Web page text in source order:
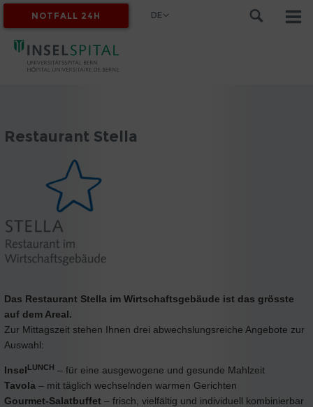
MYINSEL
NOTFALL 24H DE
Restaurant Stella
Das Restaurant Stella im Wirtschaftsgebäude ist das grösste
auf dem Areal.
Zur Mittagszeit stehen Ihnen drei abwechslungsreiche Angebote zur
Auswahl:
InselLUNCH – für eine ausgewogene und gesunde Mahlzeit
Tavola – mit täglich wechselnden warmen Gerichten
Gourmet-Salatbuffet – frisch, vielfältig und individuell kombinierbar